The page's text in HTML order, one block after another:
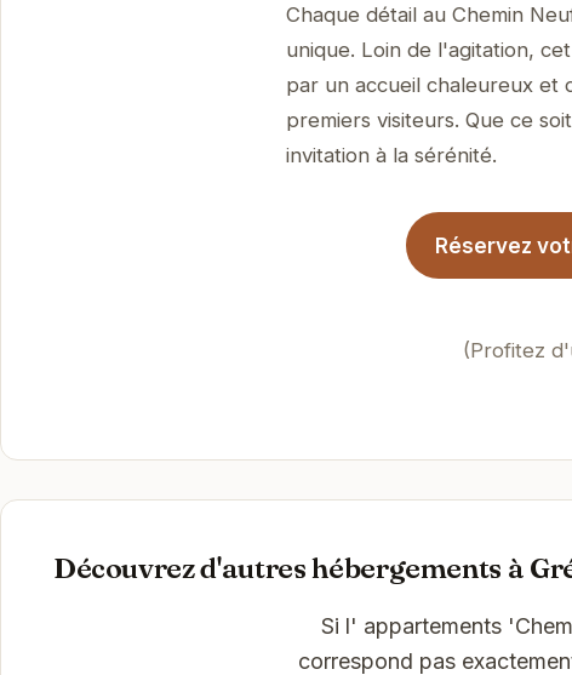
Chaque détail au Chemin
unique. Loin de l'agitation,
par un accueil chaleureux et
premiers visiteurs. Que ce
invitation à la sérénité.
Réservez
(Profitez
Découvrez d'autres hébergements à
Si l' appartements
correspond pas